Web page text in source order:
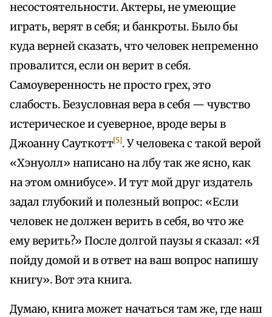
несостоятельности. Актеры, не умеющие
играть, верят в себя; и банкроты. Было бы
куда верней сказать, что человек непременно
провалится, если он верит в себя.
Самоуверенность не просто грех, это
слабость. Безусловная вера в себя — чувство
истерическое и суеверное, вроде веры в
Джоанну Сауткотт[5]. У человека с такой верой
«Хэнуолл» написано на лбу так же ясно, как
на этом омнибусе». И тут мой друг издатель
задал глубокий и полезный вопрос: «Если
человек не должен верить в себя, во что же
ему верить?» После долгой паузы я сказал: «Я
пойду домой и в ответ на ваш вопрос напишу
книгу». Вот эта книга.
Думаю, книга может начаться там же, где наш